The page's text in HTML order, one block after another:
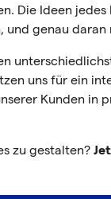
Die Ideen
und genau
uns für ein
Kunden in
zu gestalten?